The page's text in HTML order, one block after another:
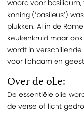
woord voor basilicum,
koning (‘basileus’)
plukken. Al in de
keukenkruid maar
wordt in
voor lichaam en
Over de olie:
De essentiële olie
de verse of licht